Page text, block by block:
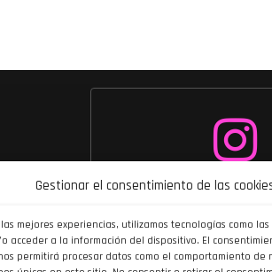
Gestionar el consentimiento de las
mejores experiencias, utilizamos tecnologías como
acceder a la información del dispositivo. El
permitirá procesar datos como el comportamiento de